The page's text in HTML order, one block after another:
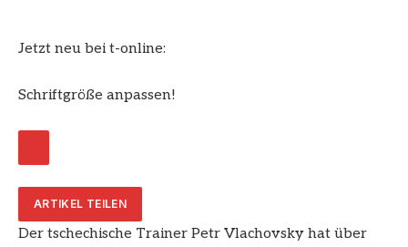
Jetzt neu bei t-online:
Schriftgröße anpassen!
ARTIKEL TEILEN
Der tschechische Trainer Petr Vlachovsky hat über